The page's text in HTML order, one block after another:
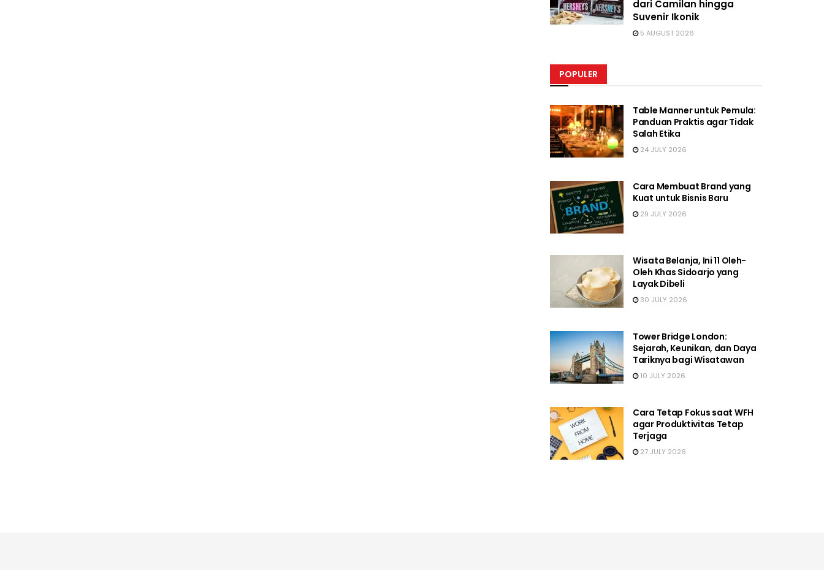
dari Camilan hingga
Suvenir Ikonik
5 AUGUST 2026
POPULER
Table Manner untuk Pemula:
Panduan Praktis agar Tidak
Salah Etika
24 JULY 2026
Cara Membuat Brand yang
Kuat untuk Bisnis Baru
29 JULY 2026
Wisata Belanja, Ini 11 Oleh-
Oleh Khas Sidoarjo yang
Layak Dibeli
30 JULY 2026
Tower Bridge London:
Sejarah, Keunikan, dan Daya
Tariknya bagi Wisatawan
10 JULY 2026
Cara Tetap Fokus saat WFH
agar Produktivitas Tetap
Terjaga
27 JULY 2026